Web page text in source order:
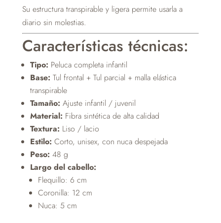
Su estructura transpirable y ligera permite usarla a
diario sin molestias.
Características técnicas:
Tipo: Peluca completa infantil
Base: Tul frontal + Tul parcial + malla elástica
transpirable
Tamaño: Ajuste infantil / juvenil
Material: Fibra sintética de alta calidad
Textura: Liso / lacio
Estilo: Corto, unisex, con nuca despejada
Peso: 48 g
Largo del cabello:
Flequillo: 6 cm
Coronilla: 12 cm
Nuca: 5 cm